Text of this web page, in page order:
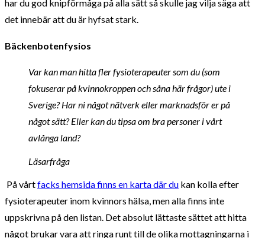
har du god knipförmåga på alla sätt så skulle jag vilja säga att
det innebär att du är hyfsat stark.
Bäckenbotenfysios
Var kan man hitta fler fysioterapeuter som du (som
fokuserar på kvinnokroppen och såna här frågor) ute i
Sverige? Har ni något nätverk eller marknadsför er på
något sätt? Eller kan du tipsa om bra personer i vårt
avlånga land?
Läsarfråga
På vårtfacks hemsida finns en karta där du kan kolla efter
fysioterapeuter inom kvinnors hälsa, men alla finns inte
uppskrivna på den listan. Det absolut lättaste sättet att hitta
något brukar vara att ringa runt till de olika mottagningarna i